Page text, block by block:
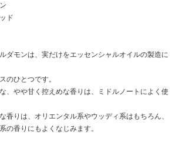
ド
ダモンは、実だけをエッセンシャルオイルの製造に
のひとつです。
、やや甘く控えめな香りは、ミドルノートによく使
香りは、オリエンタル系やウッディ系はもちろん、
の香りにもよくなじみます。